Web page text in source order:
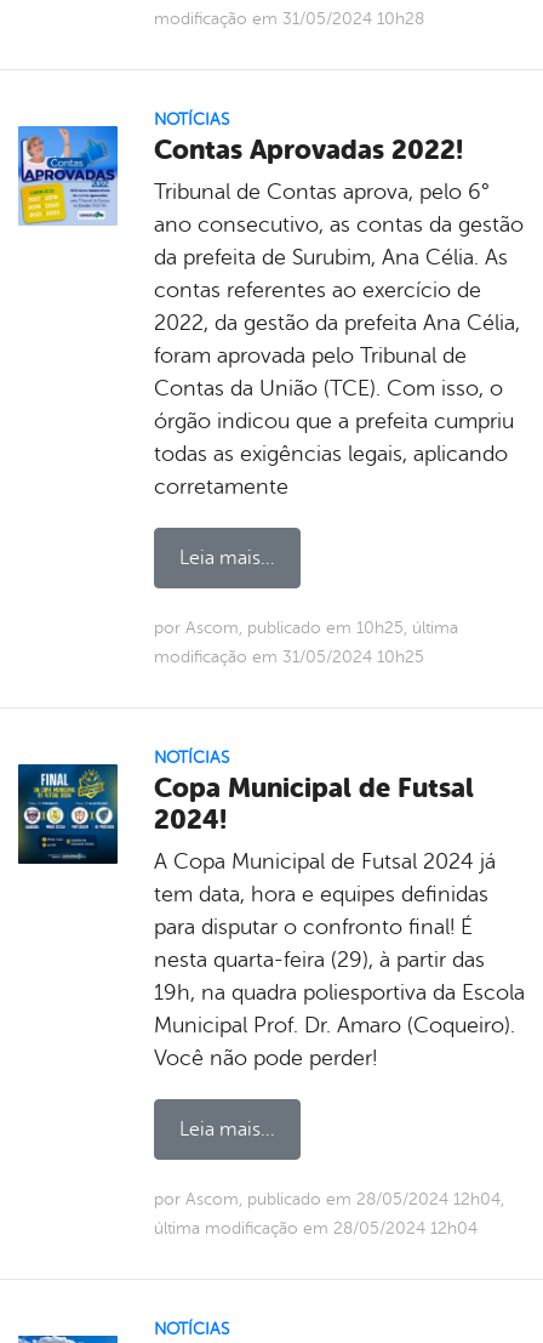
modificação em 31/05/2024 10h28
NOTÍCIAS
Contas Aprovadas 2022!
Tribunal de Contas aprova, pelo 6°
ano consecutivo, as contas da gestão
da prefeita de Surubim, Ana Célia. As
contas referentes ao exercício de
2022, da gestão da prefeita Ana Célia,
foram aprovada pelo Tribunal de
Contas da União (TCE). Com isso, o
órgão indicou que a prefeita cumpriu
todas as exigências legais, aplicando
corretamente
Leia mais...
por Ascom, publicado em 10h25, última
modificação em 31/05/2024 10h25
NOTÍCIAS
Copa Municipal de Futsal
2024!
A Copa Municipal de Futsal 2024 já
tem data, hora e equipes definidas
para disputar o confronto final! É
nesta quarta-feira (29), à partir das
19h, na quadra poliesportiva da Escola
Municipal Prof. Dr. Amaro (Coqueiro).
Você não pode perder!
Leia mais...
por Ascom, publicado em 28/05/2024 12h04,
última modificação em 28/05/2024 12h04
NOTÍCIAS